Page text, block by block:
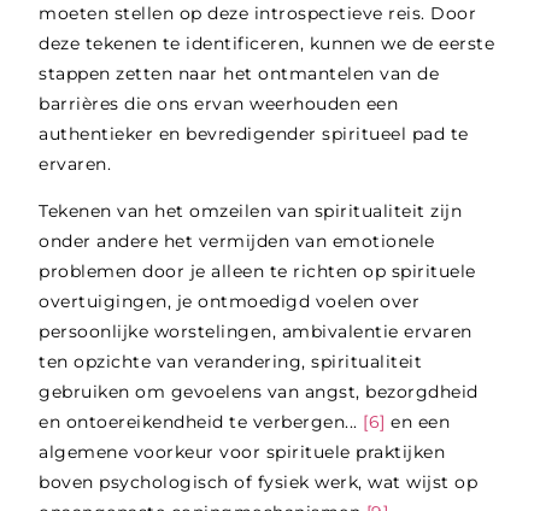
moeten stellen op deze introspectieve reis. Door
deze tekenen te identificeren, kunnen we de eerste
stappen zetten naar het ontmantelen van de
barrières die ons ervan weerhouden een
authentieker en bevredigender spiritueel pad te
ervaren.
Tekenen van het omzeilen van spiritualiteit zijn
onder andere het vermijden van emotionele
problemen door je alleen te richten op spirituele
overtuigingen, je ontmoedigd voelen over
persoonlijke worstelingen, ambivalentie ervaren
ten opzichte van verandering, spiritualiteit
gebruiken om gevoelens van angst, bezorgdheid
en ontoereikendheid te verbergen... [6] en een
algemene voorkeur voor spirituele praktijken
boven psychologisch of fysiek werk, wat wijst op